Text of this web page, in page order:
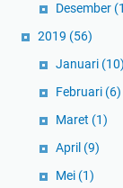
Desember
2019 (56)
Januari (10)
Februari (6)
Maret (1)
April (9)
Mei (1)